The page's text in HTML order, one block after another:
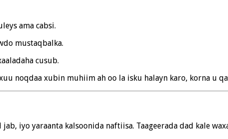
ama cabsi.
mustaqbalka.
cusub.
noqdaa xubin muhiim ah oo la isku halayn karo, korna u
iyo yaraanta kalsoonida naftiisa. Taageerada dad kale